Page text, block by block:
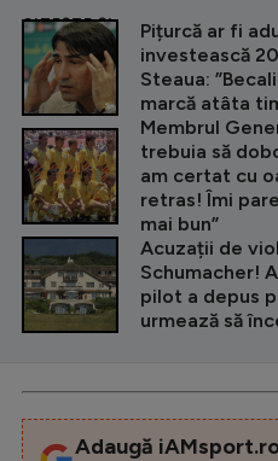
CITEȘTE ȘI
Pițurcă ar fi
investească
Steaua:
marcă atâta
Membrul
trebuia să
am certat cu
retras! Îmi
mai bun”
Acuzații de
Schumacher!
pilot a depus
urmează să
Adaugă